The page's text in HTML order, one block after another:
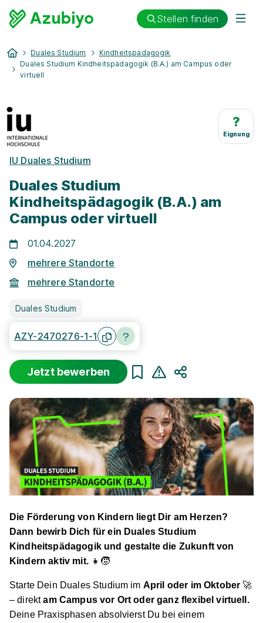
Stellen finden
Duales Studium
Kindheitspädagogik
Duales Studium Kindheitspädagogik (B.A.) am Campus oder
virtuell
?
Eignung
IU Duales Studium
Duales Studium
Kindheitspädagogik (B.A.) am
Campus oder virtuell
01.04.2027
mehrere Standorte
mehrere Standorte
Duales Studium
AZY-2470276-1-1
Jetzt bewerben
Die Förderung von Kindern liegt Dir am Herzen?
Dann bewirb Dich für ein Duales Studium
Kindheitspädagogik und gestalte die Zukunft von
Kindern aktiv mit. 👧🧒
Starte Dein Duales Studium im April oder im Oktober 🚀
– direktam Campus vor Ort oder ganz flexibel virtuell.
Deine Praxisphasen absolvierst Du bei einem